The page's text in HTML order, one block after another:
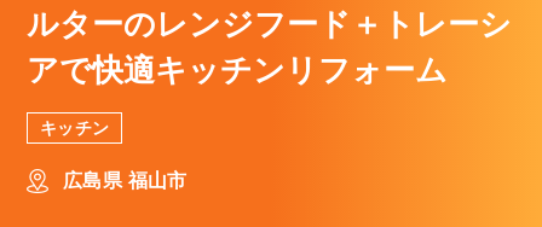
ルターのレンジフード＋トレーシ
アで快適キッチンリフォーム
キッチン
広島県 福山市